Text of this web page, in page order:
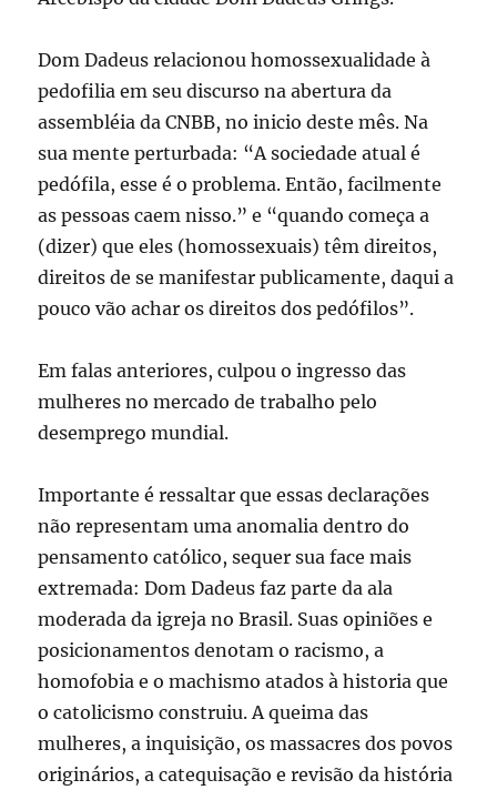
Dom Dadeus relacionou homossexualidade à
pedofilia em seu discurso na abertura da
assembléia da CNBB, no inicio deste mês. Na
sua mente perturbada: “A sociedade atual é
pedófila, esse é o problema. Então, facilmente
as pessoas caem nisso.” e “quando começa a
(dizer) que eles (homossexuais) têm direitos,
direitos de se manifestar publicamente, daqui a
pouco vão achar os direitos dos pedófilos”.
Em falas anteriores, culpou o ingresso das
mulheres no mercado de trabalho pelo
desemprego mundial.
Importante é ressaltar que essas declarações
não representam uma anomalia dentro do
pensamento católico, sequer sua face mais
extremada: Dom Dadeus faz parte da ala
moderada da igreja no Brasil. Suas opiniões e
posicionamentos denotam o racismo, a
homofobia e o machismo atados à historia que
o catolicismo construiu. A queima das
mulheres, a inquisição, os massacres dos povos
originários, a catequisação e revisão da história